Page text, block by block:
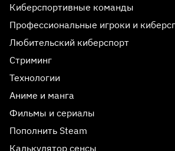
Киберспортивные команды
Профессиональные игроки и
Любительский киберспорт
Стриминг
Технологии
Аниме и манга
Фильмы и сериалы
Пополнить Steam
Калькулятор сенсы